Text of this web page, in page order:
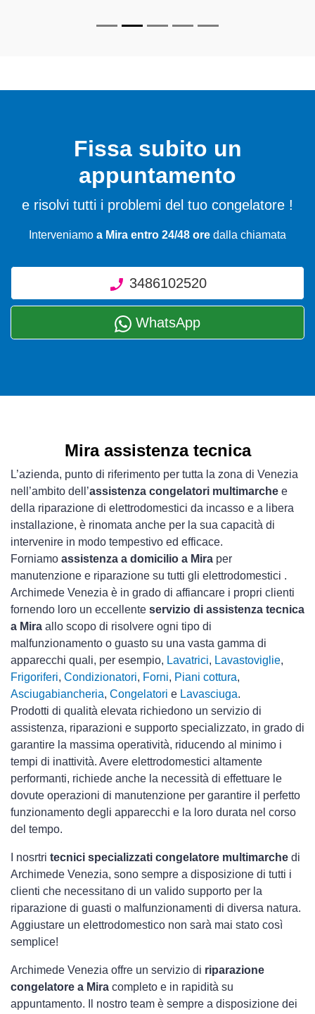
Fissa subito un
appuntamento
e risolvi tutti i problemi del tuo congelatore !
Interveniamo a Mira entro 24/48 ore dalla chiamata
3486102520
WhatsApp
Mira assistenza tecnica
L’azienda, punto di riferimento per tutta la zona di Venezia
nell’ambito dell’assistenza congelatori multimarche e
della riparazione di elettrodomestici da incasso e a libera
installazione, è rinomata anche per la sua capacità di
intervenire in modo tempestivo ed efficace.
Forniamo assistenza a domicilio a Mira per
manutenzione e riparazione su tutti gli elettrodomestici .
Archimede Venezia è in grado di affiancare i propri clienti
fornendo loro un eccellente servizio di assistenza tecnica
a Mira allo scopo di risolvere ogni tipo di
malfunzionamento o guasto su una vasta gamma di
apparecchi quali, per esempio, Lavatrici, Lavastoviglie,
Frigoriferi, Condizionatori, Forni, Piani cottura,
Asciugabiancheria, Congelatori e Lavasciuga.
Prodotti di qualità elevata richiedono un servizio di
assistenza, riparazioni e supporto specializzato, in grado di
garantire la massima operatività, riducendo al minimo i
tempi di inattività. Avere elettrodomestici altamente
performanti, richiede anche la necessità di effettuare le
dovute operazioni di manutenzione per garantire il perfetto
funzionamento degli apparecchi e la loro durata nel corso
del tempo.
I nosrtri tecnici specializzati congelatore multimarche di
Archimede Venezia, sono sempre a disposizione di tutti i
clienti che necessitano di un valido supporto per la
riparazione di guasti o malfunzionamenti di diversa natura.
Aggiustare un elettrodomestico non sarà mai stato così
semplice!
Archimede Venezia offre un servizio di riparazione
congelatore a Mira completo e in rapidità su
appuntamento. Il nostro team è sempre a disposizione dei